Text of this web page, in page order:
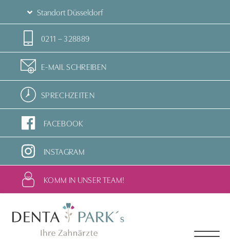
Standort Düsseldorf
0211 – 328889
E-MAIL SCHREIBEN
SPRECHZEITEN
FACEBOOK
INSTAGRAM
KOMM IN UNSER TEAM!